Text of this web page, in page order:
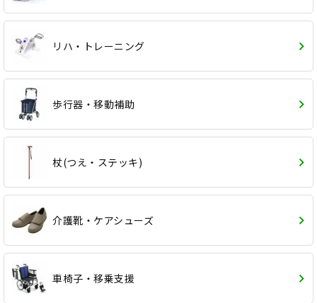
リハ・トレーニング
歩行器・移動補助
杖(つえ・ステッキ)
介護靴・ケアシューズ
車椅子・移乗支援